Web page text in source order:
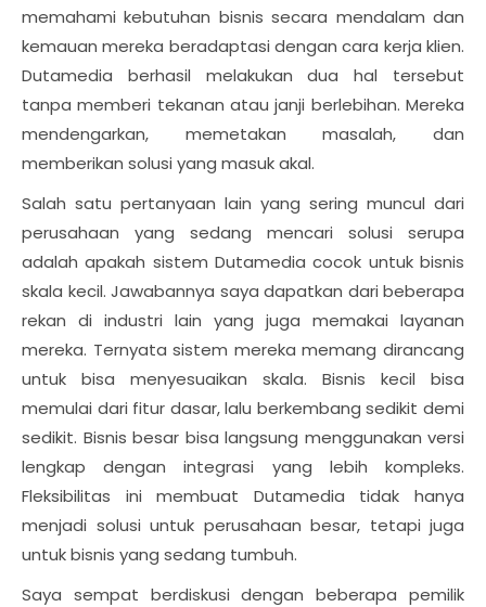
memahami kebutuhan bisnis secara mendalam dan
kemauan mereka beradaptasi dengan cara kerja klien.
Dutamedia berhasil melakukan dua hal tersebut
tanpa memberi tekanan atau janji berlebihan. Mereka
mendengarkan, memetakan masalah, dan
memberikan solusi yang masuk akal.
Salah satu pertanyaan lain yang sering muncul dari
perusahaan yang sedang mencari solusi serupa
adalah apakah sistem Dutamedia cocok untuk bisnis
skala kecil. Jawabannya saya dapatkan dari beberapa
rekan di industri lain yang juga memakai layanan
mereka. Ternyata sistem mereka memang dirancang
untuk bisa menyesuaikan skala. Bisnis kecil bisa
memulai dari fitur dasar, lalu berkembang sedikit demi
sedikit. Bisnis besar bisa langsung menggunakan versi
lengkap dengan integrasi yang lebih kompleks.
Fleksibilitas ini membuat Dutamedia tidak hanya
menjadi solusi untuk perusahaan besar, tetapi juga
untuk bisnis yang sedang tumbuh.
Saya sempat berdiskusi dengan beberapa pemilik